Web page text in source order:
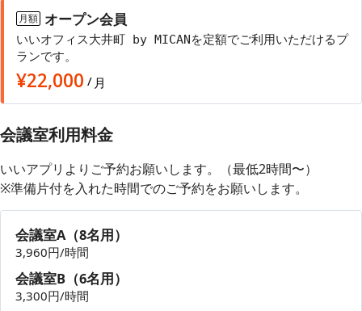
月額 オープン会員
いいオフィス大井町 by MICANを定額でご利用いただけるプ
ランです。
¥22,000 / 月
会議室利用料金
いいアプリよりご予約お願いします。（最低2時間〜）
※準備片付を入れた時間でのご予約をお願いします。
会議室A（8名用）
3,960円/時間
会議室B（6名用）
3,300円/時間